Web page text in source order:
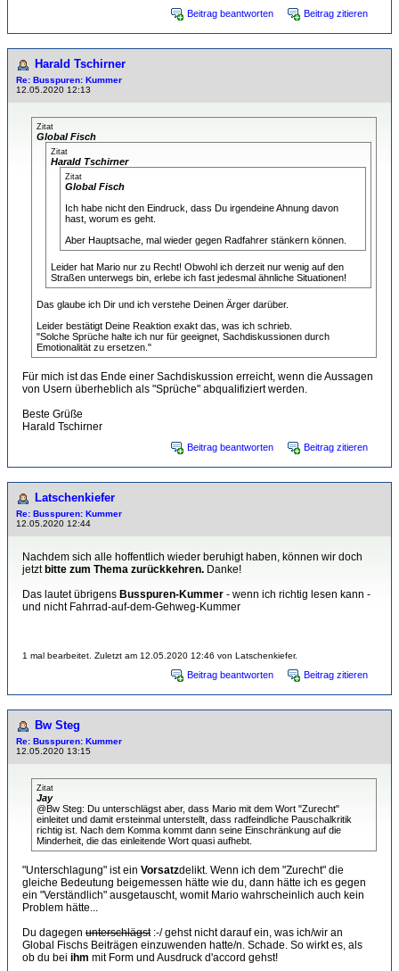
Beitrag beantworten Beitrag zitieren
Harald Tschirner
Re: Busspuren: Kummer
12.05.2020 12:13
Zitat
Global Fisch
Zitat
Harald Tschirner
Zitat
Global Fisch
Ich habe nicht den Eindruck, dass Du irgendeine Ahnung davon
hast, worum es geht.
Aber Hauptsache, mal wieder gegen Radfahrer stänkern können.
Leider hat Mario nur zu Recht! Obwohl ich derzeit nur wenig auf den
Straßen unterwegs bin, erlebe ich fast jedesmal ähnliche Situationen!
Das glaube ich Dir und ich verstehe Deinen Ärger darüber.
Leider bestätigt Deine Reaktion exakt das, was ich schrieb.
"Solche Sprüche halte ich nur für geeignet, Sachdiskussionen durch
Emotionalität zu ersetzen."
Für mich ist das Ende einer Sachdiskussion erreicht, wenn die Aussagen
von Usern überheblich als "Sprüche" abqualifiziert werden.
Beste Grüße
Harald Tschirner
Beitrag beantworten Beitrag zitieren
Latschenkiefer
Re: Busspuren: Kummer
12.05.2020 12:44
Nachdem sich alle hoffentlich wieder beruhigt haben, können wir doch
jetzt bitte zum Thema zurückkehren. Danke!
Das lautet übrigens Busspuren-Kummer - wenn ich richtig lesen kann -
und nicht Fahrrad-auf-dem-Gehweg-Kummer
1 mal bearbeitet. Zuletzt am 12.05.2020 12:46 von Latschenkiefer.
Beitrag beantworten Beitrag zitieren
Bw Steg
Re: Busspuren: Kummer
12.05.2020 13:15
Zitat
Jay
@Bw Steg: Du unterschlägst aber, dass Mario mit dem Wort "Zurecht"
einleitet und damit ersteinmal unterstellt, dass radfeindliche Pauschalkritik
richtig ist. Nach dem Komma kommt dann seine Einschränkung auf die
Minderheit, die das einleitende Wort quasi aufhebt.
"Unterschlagung" ist ein Vorsatzdelikt. Wenn ich dem "Zurecht" die
gleiche Bedeutung beigemessen hätte wie du, dann hätte ich es gegen
ein "Verständlich" ausgetauscht, womit Mario wahrscheinlich auch kein
Problem hätte...
Du dagegen unterschlägst:-/ gehst nicht darauf ein, was ich/wir an
Global Fischs Beiträgen einzuwenden hatte/n. Schade. So wirkt es, als
ob du bei ihm mit Form und Ausdruck d'accord gehst!